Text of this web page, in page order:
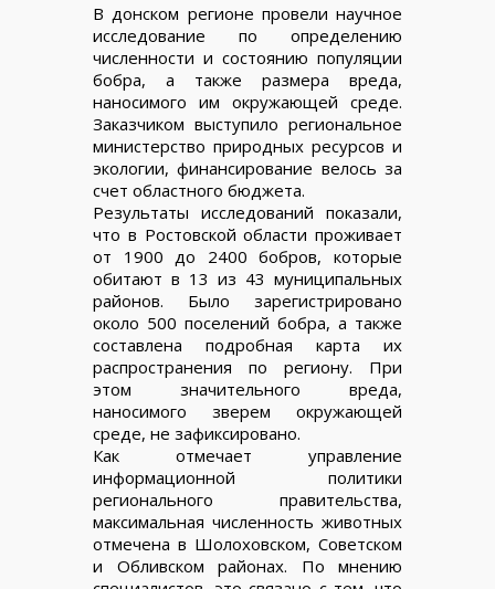
В донском регионе провели научное
исследование по определению
численности и состоянию популяции
бобра, а также размера вреда,
наносимого им окружающей среде.
Заказчиком выступило региональное
министерство природных ресурсов и
экологии, финансирование велось за
счет областного бюджета.
Результаты исследований показали,
что в Ростовской области проживает
от 1900 до 2400 бобров, которые
обитают в 13 из 43 муниципальных
районов. Было зарегистрировано
около 500 поселений бобра, а также
составлена подробная карта их
распространения по региону. При
этом значительного вреда,
наносимого зверем окружающей
среде, не зафиксировано.
Как отмечает управление
информационной политики
регионального правительства,
максимальная численность животных
отмечена в Шолоховском, Советском
и Обливском районах. По мнению